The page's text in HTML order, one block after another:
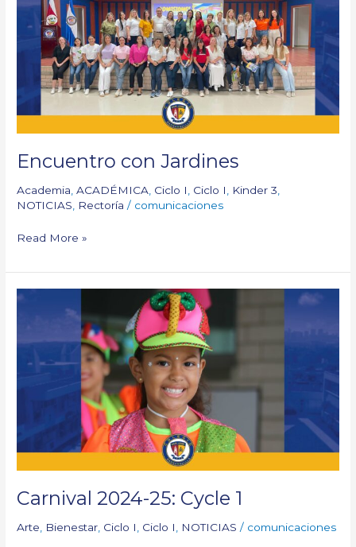
Encuentro con Jardines
Academia ,ACADÉMICA Ciclo I Ciclo I Kinder 3
NOTICIAS
Rectoría / comunicaciones
Read More »
Carnival 2024-25: Cycle 1
Arte Bienestar Ciclo I Ciclo I NOTICIAS / comunicaciones
Carnival
2024-